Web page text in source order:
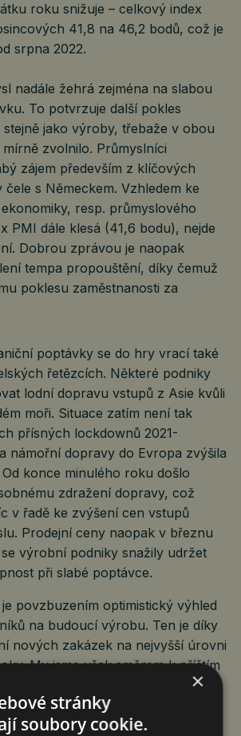
roku snižuje – celkový index
41,8 na 46,2 bodů, což je
srpna 2022.
nadále žehrá zejména na slabou
To potvrzuje další pokles
jako výroby, třebaže v obou
zvolnilo. Průmyslníci
zájem především z klíčových
s Německem. Vzhledem ke
resp. průmyslového
PMI dále klesá (41,6 bodu), nejde
Dobrou zprávou je naopak
tempa propouštění, díky čemuž
poklesu zaměstnanosti za
poptávky se do hry vrací také
řetězcích. Některé podniky
lodní dopravu vstupů z Asie kvůli
moři. Situace zatím není tak
přísných lockdownů 2021-
námořní dopravy do Evropa zvýšila
konce minulého roku došlo
zdražení dopravy, což
v řadě ke zvýšení cen vstupů
Prodejní ceny naopak v březnu
výrobní podniky snažily udržet
při slabé poptávce.
povzbuzením optimistický výhled
na budoucí výrobu. Ten je díky
nových zakázek na nejvyšší úrovni
My jsme však směrem k příštím
Nečekáme totiž, že by měly
průmyslu rychle odeznít,
případě geopolitických rizik.
×
stránky
soubory cookie.